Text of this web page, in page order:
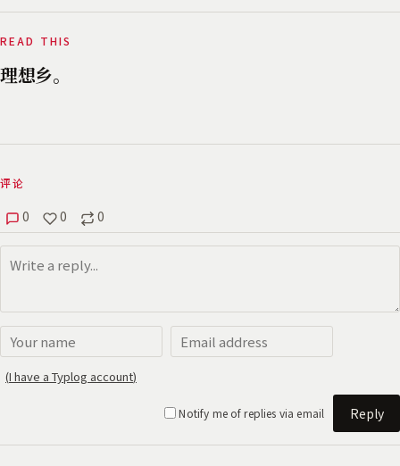
READ THIS
理想乡。